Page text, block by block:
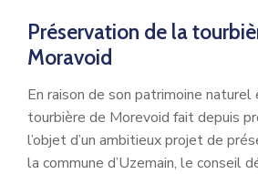
Préservation de la
Moravoid
En raison de son patrimoine
tourbière de Morevoid fait depuis
l’objet d’un ambitieux projet de
la commune d’Uzemain, le conseil